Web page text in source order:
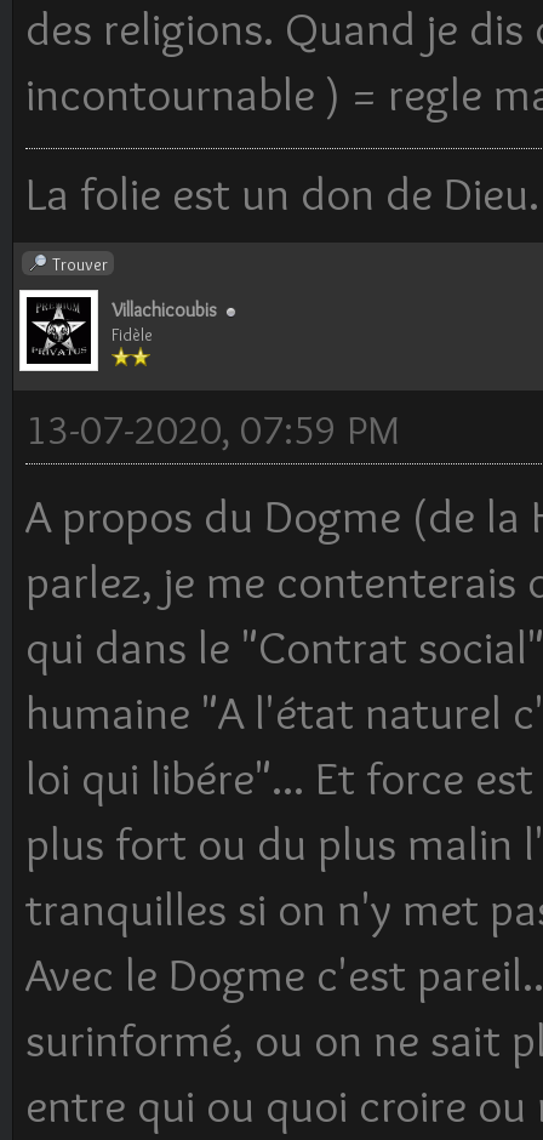
des religions. Quand je
incontournable ) = regle
La folie est un don de Dieu.
Trouver
Villachicoubis
Fidèle
13-07-2020, 07:59 PM
A propos du Dogme (de la
parlez, je me contenterais
qui dans le "Contrat
humaine "A l'état naturel
loi qui libére"... Et force
plus fort ou du plus malin
tranquilles si on n'y met
Avec le Dogme c'est
surinformé, ou on ne sait
entre qui ou quoi croire ou